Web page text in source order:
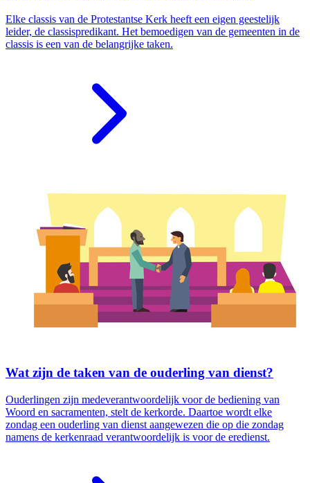
Elke classis van de Protestantse Kerk heeft een eigen geestelijk
leider, de classispredikant. Het bemoedigen van de gemeenten in de
classis is een van de belangrijke taken.
Wat zijn de taken van de ouderling van dienst?
Ouderlingen zijn medeverantwoordelijk voor de bediening van
Woord en sacramenten, stelt de kerkorde. Daartoe wordt elke
zondag een ouderling van dienst aangewezen die op die zondag
namens de kerkenraad verantwoordelijk is voor de eredienst.